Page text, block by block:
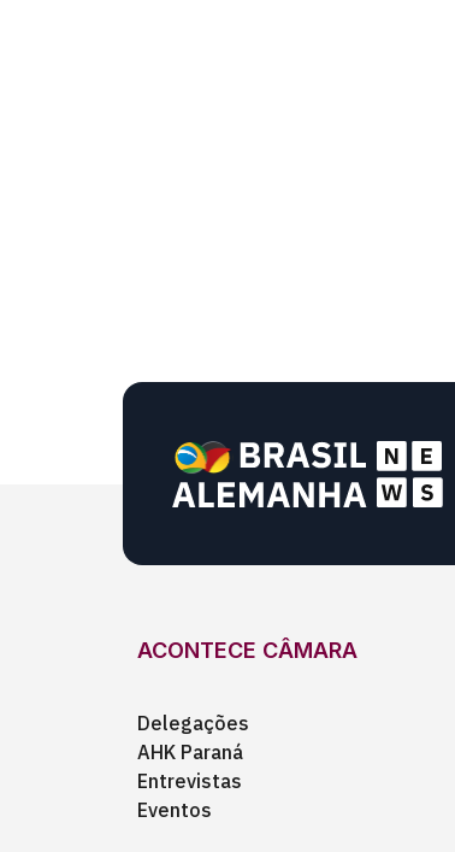
ACONTECE CÂMARA
Delegações
AHK Paraná
Entrevistas
Eventos